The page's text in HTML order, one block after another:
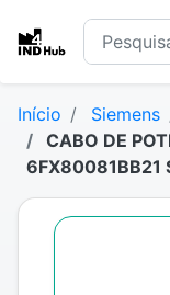
Início Siemens
CABO DE
6FX80081BB21